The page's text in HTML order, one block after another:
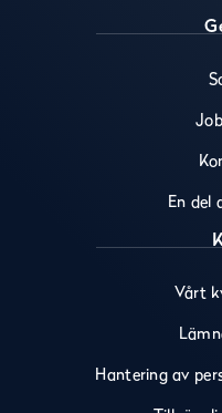
En del
Vårt
Hantering av